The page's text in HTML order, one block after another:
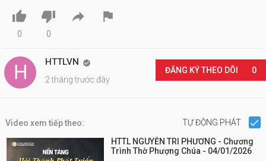

0

0
 
HTTLVN 
2 tháng trước đây
ĐĂNG KÝ THEO DÕI 0
Video xem tiếp theo: TỰ ĐỘNG PHÁT
HTTL NGUYỄN TRI PHƯƠNG - Chương
Trình Thờ Phượng Chúa - 04/01/2026